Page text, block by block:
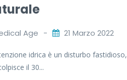
Age 21 Marzo 2022
idrica è un disturbo fastidioso,
il 30...